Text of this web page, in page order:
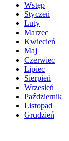
Wstęp
Styczeń
Luty
Marzec
Kwiecień
Maj
Czerwiec
Lipiec
Sierpień
Wrzesień
Październik
Listopad
Grudzień